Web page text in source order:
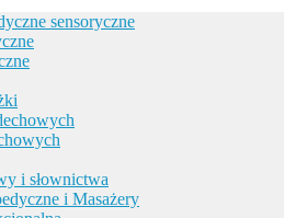
sensoryczne
i słownictwa
i Masażery